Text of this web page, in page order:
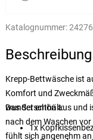
Katalognummer:
Beschreibung
Krepp-Bettwäsche ist
Komfort und
wunderschön aus und
nach dem Waschen
fühlt sich angenehm
Das Set enthält:
1x